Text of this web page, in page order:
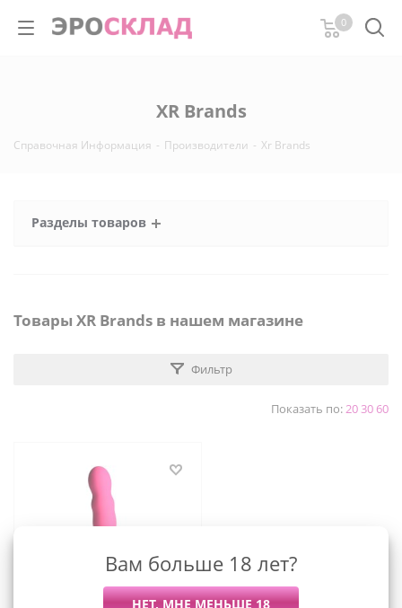
0
XR Brands
Справочная Информация - Производители - Xr Brands
Разделы товаров
Товары XR Brands в нашем магазине
Фильтр
Показать по:203060
Squeeze-It - мягкий,
Вам больше 18 лет?